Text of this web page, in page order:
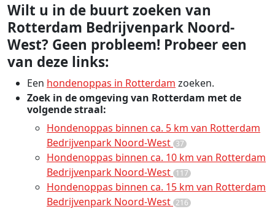
Wilt u in de buurt zoeken van
Rotterdam Bedrijvenpark Noord-
West? Geen probleem! Probeer een
van deze links:
Een hondenoppas in Rotterdam zoeken.
Zoek in de omgeving van Rotterdam met de
volgende straal:
Hondenoppas binnen ca. 5 km van Rotterdam
Bedrijvenpark Noord-West 37
Hondenoppas binnen ca. 10 km van Rotterdam
Bedrijvenpark Noord-West 117
Hondenoppas binnen ca. 15 km van Rotterdam
Bedrijvenpark Noord-West 216